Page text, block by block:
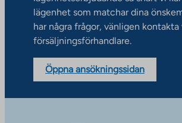
lägenhet som matchar dina
har några frågor, vänligen kontakta
försäljningsförhandlare.
Öppna ansökningssidan